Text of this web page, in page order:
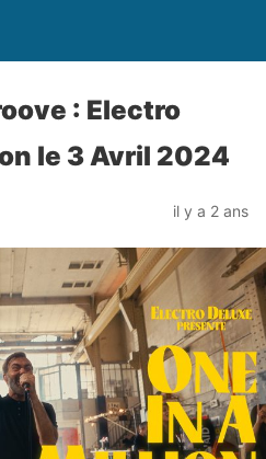
: Electro
le 3 Avril 2024
il y a 2 ans